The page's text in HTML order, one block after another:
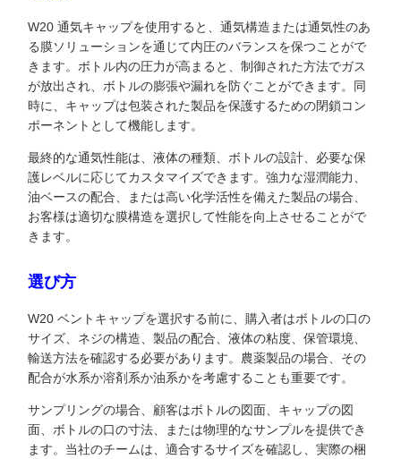
W20 通気キャップを使用すると、通気構造または通気性のあ
る膜ソリューションを通じて内圧のバランスを保つことがで
きます。ボトル内の圧力が高まると、制御された方法でガス
が放出され、ボトルの膨張や漏れを防ぐことができます。同
時に、キャップは包装された製品を保護するための閉鎖コン
ポーネントとして機能します。
最終的な通気性能は、液体の種類、ボトルの設計、必要な保
護レベルに応じてカスタマイズできます。強力な湿潤能力、
油ベースの配合、または高い化学活性を備えた製品の場合、
お客様は適切な膜構造を選択して性能を向上させることがで
きます。
選び方
W20 ベン​​トキャップを選択する前に、購入者はボトルの口の
サイズ、ネジの構造、製品の配合、液体の粘度、保管環境、
輸送方法を確認する必要があります。農薬製品の場合、その
配合が水系か溶剤系か油系かを考慮することも重要です。
サンプリングの場合、顧客はボトルの図面、キャップの図
面、ボトルの口の寸法、または物理的なサンプルを提供でき
ます。当社のチームは、適合するサイズを確認し、実際の梱